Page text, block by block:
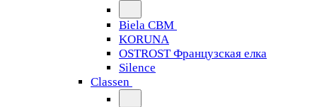
Biela CBM
KORUNA
OSTROST Французская елка
Silence
Classen